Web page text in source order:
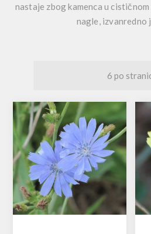
nastaje zbog kamenca u
nagle, izvanredno